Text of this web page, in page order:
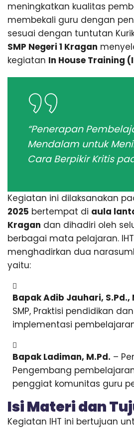
meningkatkan kualitas
membekali guru dengan
sesuai dengan tuntutan
SMP Negeri 1 Kragan
kegiatan In House Training
“Penerapan
Mendalam untuk
Cara Berpikir Kritis
Kegiatan ini dilaksanakan
2025 bertempat di aula
Kragan dan dihadiri oleh
berbagai mata pelajaran.
menghadirkan dua
yaitu:
Bapak Adib Jauhari, S.Pd.,
SMP, Praktisi pendidikan
implementasi
Bapak Ladiman, M.Pd. –
Pengembang
penggiat komunitas guru
Isi Materi dan
Kegiatan IHT ini bertujuan